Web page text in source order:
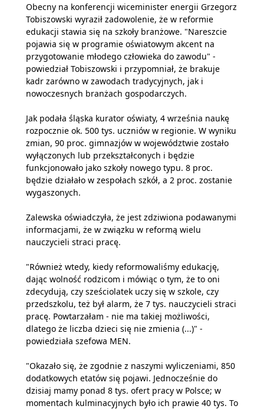
Obecny na konferencji wiceminister energii Grzegorz
Tobiszowski wyraził zadowolenie, że w reformie
edukacji stawia się na szkoły branżowe. "Nareszcie
pojawia się w programie oświatowym akcent na
przygotowanie młodego człowieka do zawodu" -
powiedział Tobiszowski i przypomniał, że brakuje
kadr zarówno w zawodach tradycyjnych, jak i
nowoczesnych branżach gospodarczych.
Jak podała śląska kurator oświaty, 4 września naukę
rozpocznie ok. 500 tys. uczniów w regionie. W wyniku
zmian, 90 proc. gimnazjów w województwie zostało
wyłączonych lub przekształconych i będzie
funkcjonowało jako szkoły nowego typu. 8 proc.
będzie działało w zespołach szkół, a 2 proc. zostanie
wygaszonych.
Zalewska oświadczyła, że jest zdziwiona podawanymi
informacjami, że w związku w reformą wielu
nauczycieli straci pracę.
"Również wtedy, kiedy reformowaliśmy edukację,
dając wolność rodzicom i mówiąc o tym, że to oni
zdecydują, czy sześciolatek uczy się w szkole, czy
przedszkolu, też był alarm, że 7 tys. nauczycieli straci
pracę. Powtarzałam - nie ma takiej możliwości,
dlatego że liczba dzieci się nie zmienia (...)" -
powiedziała szefowa MEN.
"Okazało się, że zgodnie z naszymi wyliczeniami, 850
dodatkowych etatów się pojawi. Jednocześnie do
dzisiaj mamy ponad 8 tys. ofert pracy w Polsce; w
momentach kulminacyjnych było ich prawie 40 tys. To